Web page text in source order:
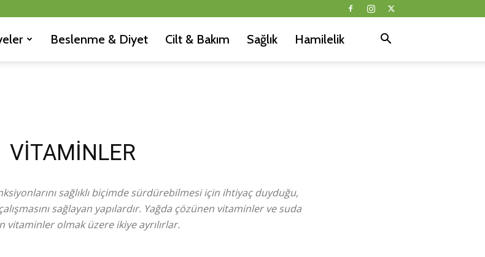
Beslenme & Diyet Cilt & Bakım Sağlık Hamilelik
VITAMINLER
sağlıklı biçimde sürdürebilmesi için ihtiyaç duyduğu,
sağlayan yapılardır. Yağda çözünen vitaminler ve suda
vitaminler olmak üzere ikiye ayrılırlar.